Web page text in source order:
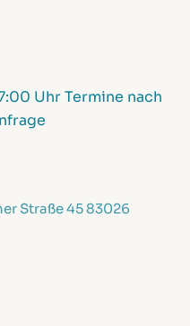
UhrTermine nach
Straße 4583026